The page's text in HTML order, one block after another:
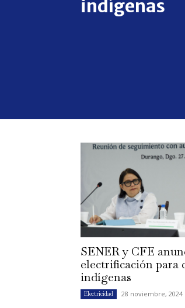
indígenas
SENER y CFE
electrificación para
indígenas
Electricidad 28 noviembre, 2024